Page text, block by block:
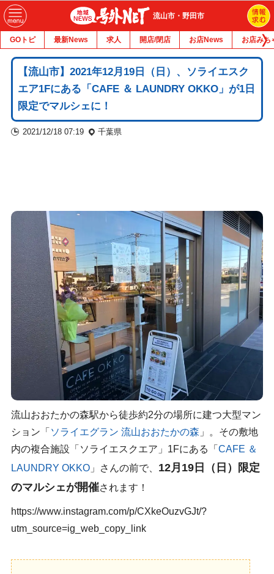
流山市・野田市
GOトピ 最新News 求人 開店/閉店 お店News お店みち
【流山市】2021年12月19日（日）、ソライエスク
エア1Fにある「CAFE ＆ LAUNDRY OKKO」が1日
限定でマルシェに！
2021/12/18 07:19 千葉県
流山おおたかの森駅から徒歩約2分の場所に建つ大型マン
ション「 ソライエグラン 流山おおたかの森 」。その敷地
内の複合施設「ソライエスクエア」1Fにある「 CAFE ＆
LAUNDRY OKKO」さんの前で、 12月19日（日）限定
のマルシェが開催されます！
https://www.instagram.com/p/CXkeOuzvGJt/?
utm_source=ig_web_copy_link